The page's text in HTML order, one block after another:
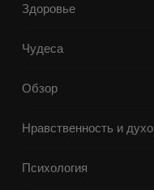
Здоровье
Чудеса
Обзор
Нравственность и
Психология